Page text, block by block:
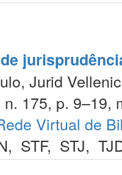
Jurid
175, p. 9–19,
Virtual de
, STF, STJ,